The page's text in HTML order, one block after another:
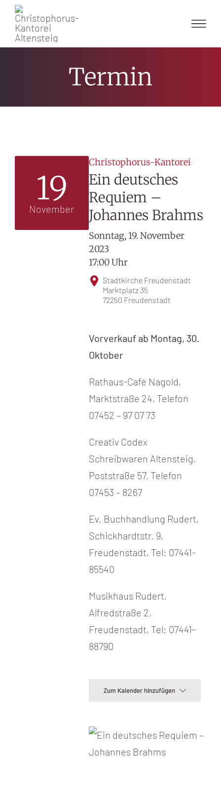
Skip
content
Termin
19
November
Christophorus-Kantorei
Ein deutsches
Requiem –
Johannes Brahms
Sonntag, 19. November
2023
17:00 Uhr
Stadtkirche Freudenstadt
Marktplatz 35
72250 Freudenstadt
Vorverkauf ab Montag, 30.
Oktober
Rathaus-Café Nagold,
Marktstraße 24, Telefon
07452 – 97 07 73
Creativ Codex
Schreibwaren Altensteig,
Poststraße 57, Telefon
07453 – 8267
Ev. Buchhandlung Rudert,
Schickhardtstr. 9,
Freudenstadt, Tel: 07441-
85540
Musikhaus Rudert,
Alfredstraße 2,
Freudenstadt, Tel: 07441-
88790
Zum Kalender hinzufügen